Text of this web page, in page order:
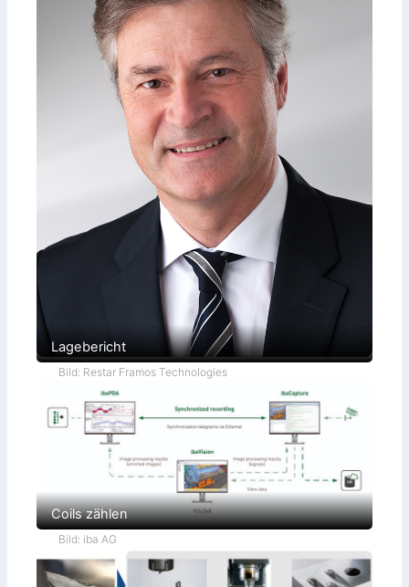
Lagebericht
Bild: Restar Framos Technologies
Coils zählen
Bild: iba AG